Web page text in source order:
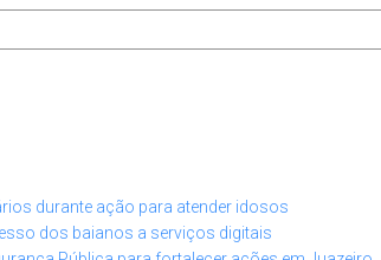
durante ação para atender idosos
dos baianos a serviços digitais